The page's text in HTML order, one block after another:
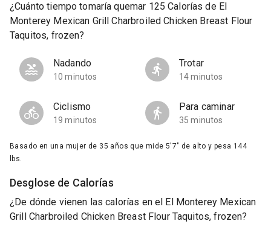
¿Cuánto tiempo tomaría quemar 125 Calorías de El
Monterey Mexican Grill Charbroiled Chicken Breast Flour
Taquitos, frozen?
Nadando
10 minutos
Trotar
14 minutos
Ciclismo
19 minutos
Para caminar
35 minutos
Basado en una mujer de 35 años que mide 5'7" de alto y pesa 144
lbs.
Desglose de Calorías
¿De dónde vienen las calorías en el El Monterey Mexican
Grill Charbroiled Chicken Breast Flour Taquitos, frozen?